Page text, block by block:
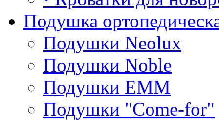
Подушка
Подушки Neolux
Подушки Noble
Подушки ЕММ
Подушки "Come-for"